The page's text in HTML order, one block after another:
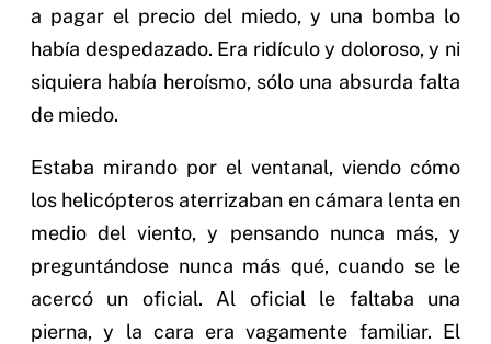
a pagar el precio del miedo, y una bomba lo
había despedazado. Era ridículo y doloroso, y ni
siquiera había heroísmo, sólo una absurda falta
de miedo.
Estaba mirando por el ventanal, viendo cómo
los helicópteros aterrizaban en cámara lenta en
medio del viento, y pensando nunca más, y
preguntándose nunca más qué, cuando se le
acercó un oficial. Al oficial le faltaba una
pierna, y la cara era vagamente familiar. El